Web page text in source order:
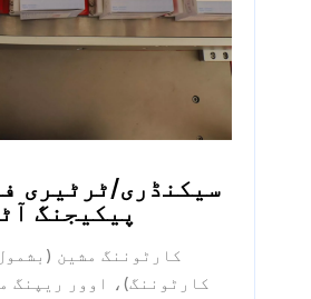
سیکنڈری/ٹرٹیری
پیکیجنگ
کارٹوننگ مشین
کارٹوننگ)، اوور ریپنگ